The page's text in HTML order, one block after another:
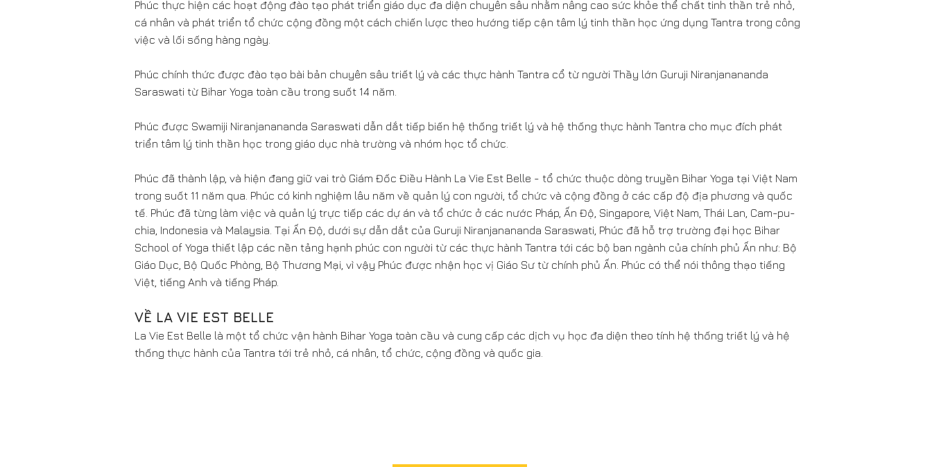
Phúc thực hiện các hoạt động đào tạo phát triển giáo dục đa diện chuyên sâu nhằm nâng cao sức khỏe thể chất tinh thần trẻ nhỏ,
cá nhân và phát triển tổ chức cộng đồng một cách chiến lược theo hướng tiếp cận tâm lý tinh thần học ứng dụng Tantra trong công
việc và lối sống hàng ngày.
Phúc chính thức được đào tạo bài bản chuyên sâu triết lý và các thực hành Tantra cổ từ người Thầy lớn Guruji Niranjanananda
Saraswati từ Bihar Yoga toàn cầu trong suốt 14 năm.
Phúc được Swamiji Niranjanananda Saraswati dẫn dắt tiếp biến hệ thống triết lý và hệ thống thực hành Tantra cho mục đích phát
triển tâm lý tinh thần học trong giáo dục nhà trường và nhóm học tổ chức.
Phúc đã thành lập, và hiện đang giữ vai trò Giám Đốc Điều Hành La Vie Est Belle - tổ chức thuộc dòng truyền Bihar Yoga tại Việt Nam
trong suốt 11 năm qua. Phúc có kinh nghiệm lâu năm về quản lý con người, tổ chức và cộng đồng ở các cấp độ địa phương và quốc
tế. Phúc đã từng làm việc và quản lý trực tiếp các dự án và tổ chức ở các nước Pháp, Ấn Độ, Singapore, Việt Nam, Thái Lan, Cam-pu-
chia, Indonesia và Malaysia. Tại Ấn Độ, dưới sự dẫn dắt của Guruji Niranjanananda Saraswati, Phúc đã hỗ trợ trường đại học Bihar
School of Yoga thiết lập các nền tảng hạnh phúc con người từ các thực hành Tantra tới các bộ ban ngành của chính phủ Ấn như: Bộ
Giáo Dục, Bộ Quốc Phòng, Bộ Thương Mại, vì vậy Phúc được nhận học vị Giáo Sư từ chính phủ Ấn. Phúc có thể nói thông thạo tiếng
Việt, tiếng Anh và tiếng Pháp.
VỀ LA VIE EST BELLE
La Vie Est Belle là một tổ chức vận hành Bihar Yoga toàn cầu và cung cấp các dịch vụ học đa diện theo tính hệ thống triết lý và hệ
thống thực hành của Tantra tới trẻ nhỏ, cá nhân, tổ chức, cộng đồng và quốc gia.